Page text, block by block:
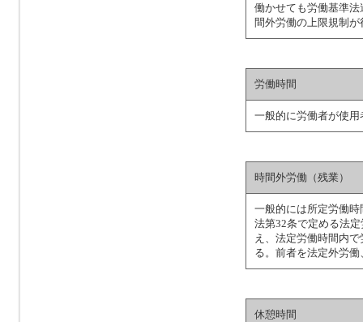
働かせても労働基準
間外労働の上限規制
労働時間
一般的に労働者が使
時間外労働（残業）
一般的には所定労働
法第32条で定める法
え、法定労働時間内
る。前者を法定外労
休憩時間